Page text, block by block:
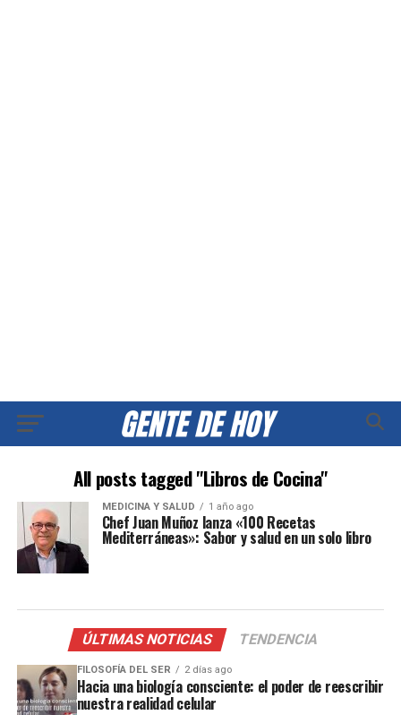
All posts tagged "Libros de Cocina"
MEDICINA Y SALUD 1 año ago
Chef Juan Muñoz lanza «100 Recetas
Mediterráneas»: Sabor y salud en un solo libro
ÚLTIMAS NOTICIAS TENDENCIA
FILOSOFÍA DEL SER 2 días ago
Hacia una biología consciente: el poder de reescribir
nuestra realidad celular